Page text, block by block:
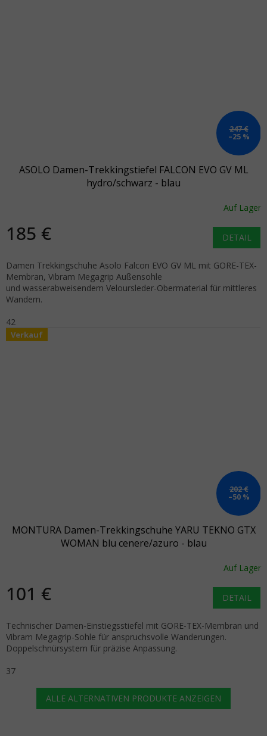
247 €
–25 %
ASOLO Damen-Trekkingstiefel FALCON EVO GV ML
hydro/schwarz - blau
Auf Lager
185 € DETAIL
Damen Trekkingschuhe Asolo Falcon EVO GV ML mit GORE-TEX-
Membran, Vibram Megagrip Außensohle
und wasserabweisendem Veloursleder-Obermaterial für mittleres
Wandern.
42
Verkauf
202 €
–50 %
MONTURA Damen-Trekkingschuhe YARU TEKNO GTX
WOMAN blu cenere/azuro - blau
Auf Lager
101 € DETAIL
Technischer Damen-Einstiegsstiefel mit GORE-TEX-Membran und
Vibram Megagrip-Sohle für anspruchsvolle Wanderungen.
Doppelschnürsystem für präzise Anpassung.
37
ALLE ALTERNATIVEN PRODUKTE ANZEIGEN